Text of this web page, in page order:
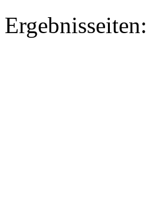
Ergebnisseiten: